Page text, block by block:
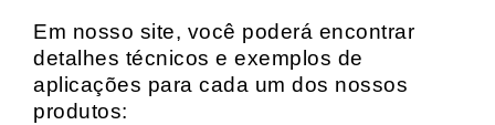
Em nosso site, você poderá encontrar
detalhes técnicos e exemplos de
aplicações para cada um dos nossos
produtos: